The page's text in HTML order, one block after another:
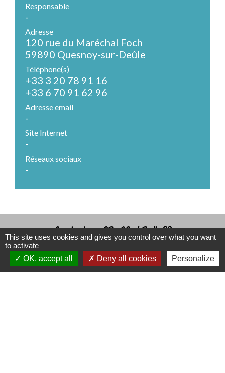
Responsable
-
Adresse
120 rue du Maréchal Foch
59890 Quesnoy-sur-Deûle
Téléphone(s)
+33 3 20 78 91 16
+33 6 70 91 62 96
Adresse email
-
Site Internet
-
Réseaux sociaux
-
Contact - 03 20 63 11 88
Commune de Quesnoy-sur-Deûle
Place du Général de Gaulle
This site uses cookies and gives you control over what you want
to activate
OK, accept all
Deny all cookies Personalize